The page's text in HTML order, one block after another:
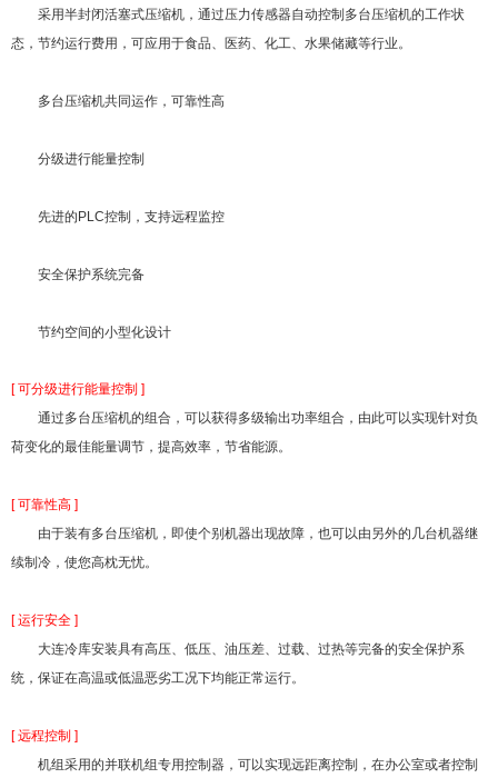
采用半封闭活塞式压缩机，通过压力传感器自动控制多台压缩机的工作状
态，节约运行费用，可应用于食品、医药、化工、水果储藏等行业。
多台压缩机共同运作，可靠性高
分级进行能量控制
先进的PLC控制，支持远程监控
安全保护系统完备
节约空间的小型化设计
[ 可分级进行能量控制 ]
通过多台压缩机的组合，可以获得多级输出功率组合，由此可以实现针对负
荷变化的最佳能量调节 ，提高效率，节省能源。
[ 可靠性高 ]
由于装有多台压缩机，即使个别机器出现故障，也可以由另外的几台机器继
续制冷，使您高枕无忧。
[ 运行安全 ]
大连冷库安装具有高压、低压、油压差、过载、过热等完备的安全保护系
统，保证在高温或低温恶劣工况下均能正常运行。
[ 远程控制 ]
机组采用的并联机组专用控制器，可以实现远距离控制，在办公室或者控制